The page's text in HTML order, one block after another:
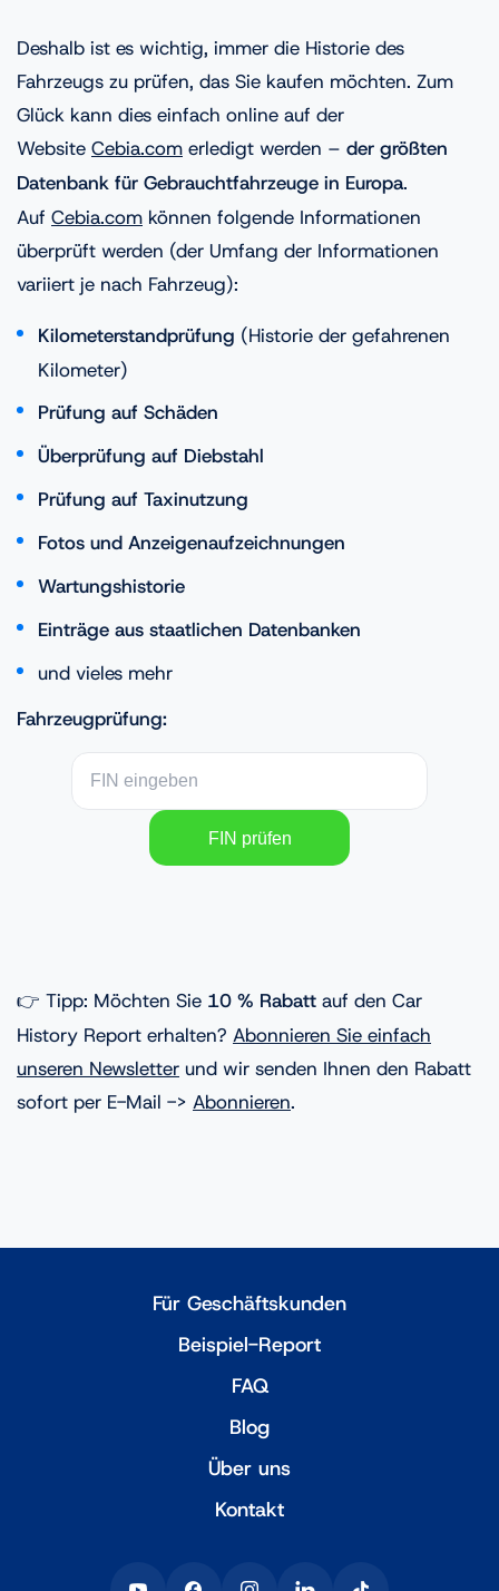
Deshalb ist es wichtig, immer die Historie des
Fahrzeugs zu prüfen, das Sie kaufen möchten. Zum
Glück kann dies einfach online auf der
Website Cebia.com erledigt werden – der größten
Datenbank für Gebrauchtfahrzeuge in Europa.
Auf Cebia.com können folgende Informationen
überprüft werden (der Umfang der Informationen
variiert je nach Fahrzeug):
Kilometerstandprüfung (Historie der gefahrenen
Kilometer)
Prüfung auf Schäden
Überprüfung auf Diebstahl
Prüfung auf Taxinutzung
Fotos und Anzeigenaufzeichnungen
Wartungshistorie
Einträge aus staatlichen Datenbanken
und vieles mehr
Fahrzeugprüfung:
👉 Tipp: Möchten Sie 10 % Rabatt auf den Car
History Report erhalten? Abonnieren Sie einfach
unseren Newsletter und wir senden Ihnen den Rabatt
sofort per E-Mail -> Abonnieren.
Für Geschäftskunden
Beispiel-Report
FAQ
Blog
Über uns
Kontakt